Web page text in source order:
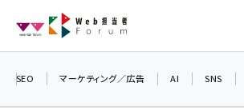
ン
SEO マーケティング／広告 AI SNS